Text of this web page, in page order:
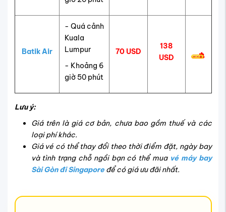
Batik Air
- Quá cảnh
Kuala
Lumpur
- Khoảng 6
giờ 50 phút
70 USD
138
USD
Lưu ý:
Giá trên là giá cơ bản, chưa bao gồm thuế và các
loại phí khác.
Giá vé có thể thay đổi theo thời điểm đặt, ngày bay
và tình trạng chỗ ngồi bạn có thể mua vé máy bay
Sài Gòn đi Singapoređể có giá ưu đãi nhất.